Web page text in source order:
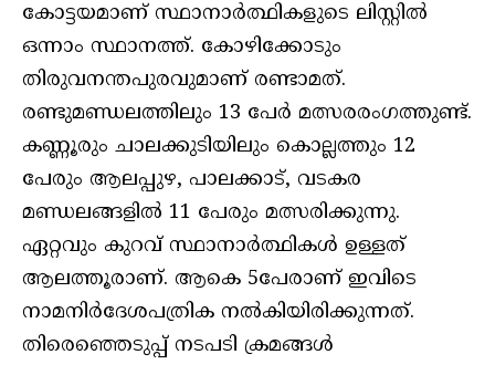
കോട്ടയമാണ് സ്ഥാനാർത്ഥികളുടെ ലിസ്റ്റിൽ
ഒന്നാം സ്ഥാനത്ത്. കോഴിക്കോടും
തിരുവനന്തപുരവുമാണ് രണ്ടാമത്.
രണ്ടുമണ്ഡലത്തിലും 13 പേർ മത്സരരംഗത്തുണ്ട്.
കണ്ണൂരും ചാലക്കുടിയിലും കൊല്ലത്തും 12
പേരും ആലപ്പുഴ, പാലക്കാട്, വടകര
മണ്ഡലങ്ങളിൽ 11 പേരും മത്സരിക്കുന്നു.
ഏറ്റവും കുറവ് സ്ഥാനാർത്ഥികൾ ഉള്ളത്
ആലത്തൂരാണ്. ആകെ 5പേരാണ് ഇവിടെ
നാമനിർദേശപത്രിക നല്‍കിയിരിക്കുന്നത്.
തിരെഞ്ഞെടുപ്പ് നടപടി ക്രമങ്ങൾ